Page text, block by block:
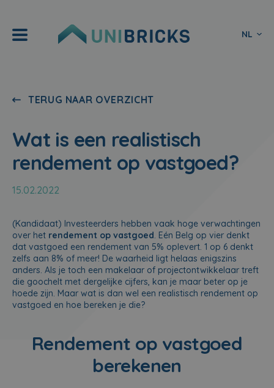
NL
TERUG NAAR OVERZICHT
Wat is een realistisch
rendement op vastgoed?
15.02.2022
(Kandidaat) Investeerders hebben vaak hoge verwachtingen
over het rendement op vastgoed. Eén Belg op vier denkt
dat vastgoed een rendement van 5% oplevert. 1 op 6 denkt
zelfs aan 8% of meer! De waarheid ligt helaas enigszins
anders. Als je toch een makelaar of projectontwikkelaar treft
die goochelt met dergelijke cijfers, kan je maar beter op je
hoede zijn. Maar wat is dan wel een realistisch rendement op
vastgoed en hoe bereken je die?
Rendement op vastgoed
berekenen